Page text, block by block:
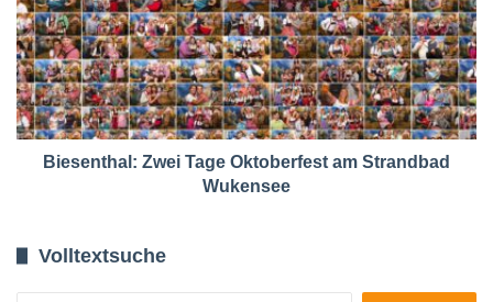
Biesenthal: Zwei Tage Oktoberfest am Strandbad
Wukensee
Volltextsuche